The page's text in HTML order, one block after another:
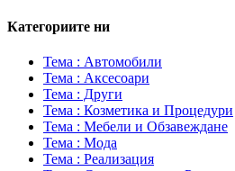
Категориите ни
Тема : Автомобили
Тема : Аксесоари
Тема : Други
Тема : Козметика и Процедури
Тема : Мебели и Обзавеждане
Тема : Мода
Тема : Реализация